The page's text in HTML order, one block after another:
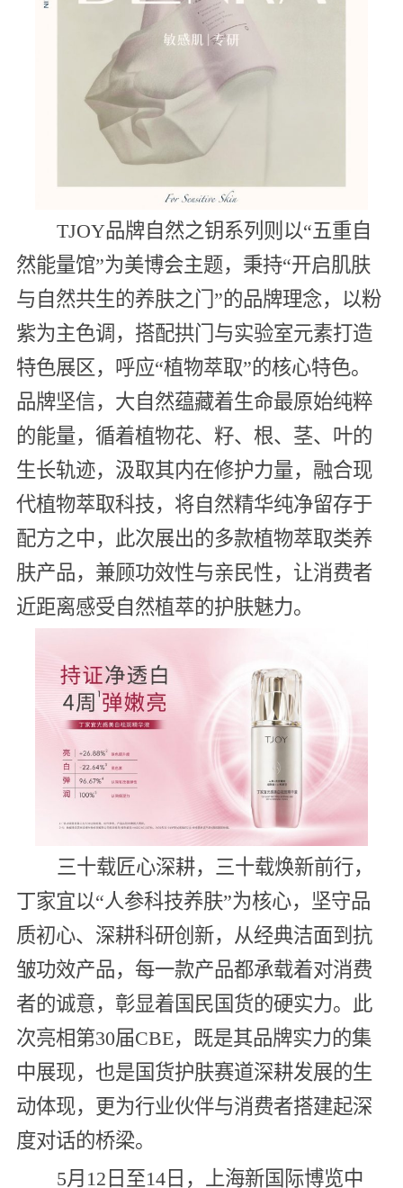
TJOY品牌自然之钥系列则以“五重自
然能量馆”为美博会主题，秉持“开启肌肤
与自然共生的养肤之门”的品牌理念，以粉
紫为主色调，搭配拱门与实验室元素打造
特色展区，呼应“植物萃取”的核心特色。
品牌坚信，大自然蕴藏着生命最原始纯粹
的能量，循着植物花、籽、根、茎、叶的
生长轨迹，汲取其内在修护力量，融合现
代植物萃取科技，将自然精华纯净留存于
配方之中，此次展出的多款植物萃取类养
肤产品，兼顾功效性与亲民性，让消费者
近距离感受自然植萃的护肤魅力。
三十载匠心深耕，三十载焕新前行，
丁家宜以“人参科技养肤”为核心，坚守品
质初心、深耕科研创新，从经典洁面到抗
皱功效产品，每一款产品都承载着对消费
者的诚意，彰显着国民国货的硬实力。此
次亮相第30届CBE，既是其品牌实力的集
中展现，也是国货护肤赛道深耕发展的生
动体现，更为行业伙伴与消费者搭建起深
度对话的桥梁。
5月12日至14日，上海新国际博览中